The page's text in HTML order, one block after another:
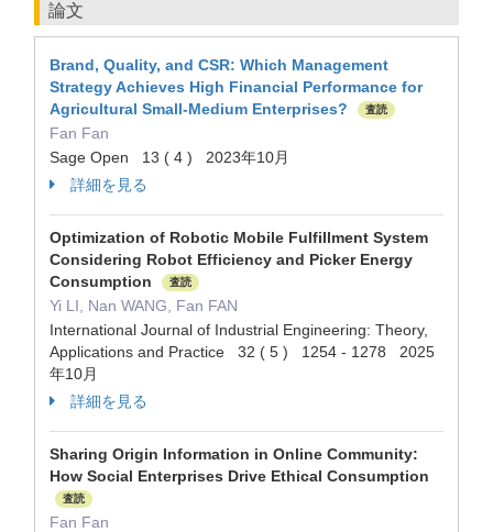
論文
Brand, Quality, and CSR: Which Management
Strategy Achieves High Financial Performance for
Agricultural Small-Medium Enterprises?
査読
Fan Fan
Sage Open 13 ( 4 ) 2023年10月
詳細を見る
Optimization of Robotic Mobile Fulfillment System
Considering Robot Efficiency and Picker Energy
Consumption
査読
Yi LI, Nan WANG, Fan FAN
International Journal of Industrial Engineering: Theory,
Applications and Practice 32 ( 5 ) 1254 - 1278 2025
年10月
詳細を見る
Sharing Origin Information in Online Community:
How Social Enterprises Drive Ethical Consumption
査読
Fan Fan